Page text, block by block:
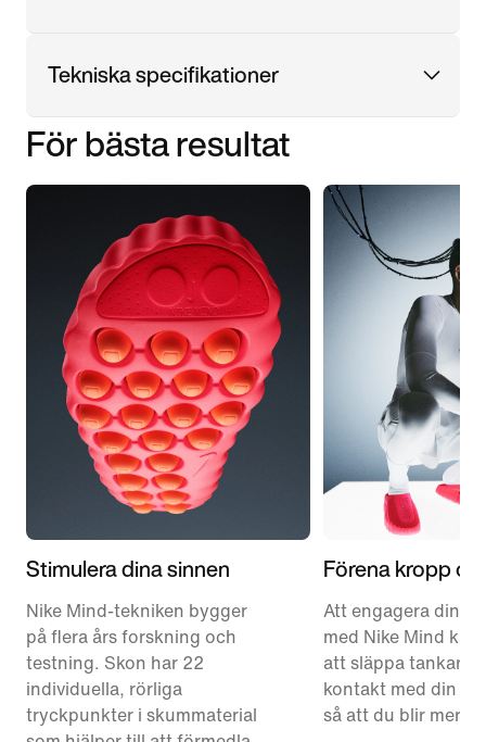
Tekniska specifikationer
För bästa resultat
Stimulera dina sinnen
Nike Mind-tekniken bygger
på flera års forskning och
testning. Skon har 22
individuella, rörliga
tryckpunkter i skummaterial
Förena kropp
Att engagera dina
med Nike Mind kan
att släppa
kontakt med din
så att du blir mer